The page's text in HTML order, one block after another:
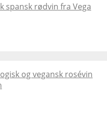
spansk rødvin fra Vega
og vegansk rosévin